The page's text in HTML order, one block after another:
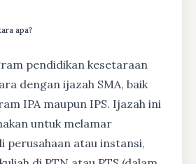
apa?
pendidikan kesetaraan
dengan ijazah SMA, baik
IPA maupun IPS. Ijazah ini
untuk melamar
perusahaan atau instansi,